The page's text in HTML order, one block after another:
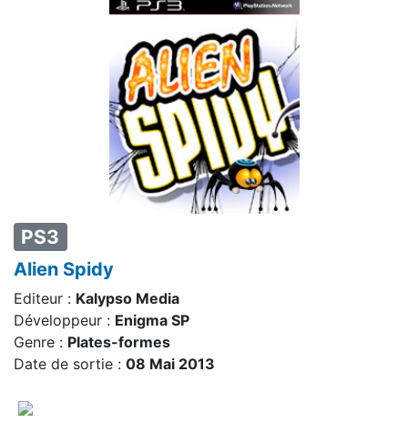
PS3
Alien Spidy
Editeur : Kalypso Media
Développeur : Enigma SP
Genre : Plates-formes
Date de sortie : 08 Mai 2013